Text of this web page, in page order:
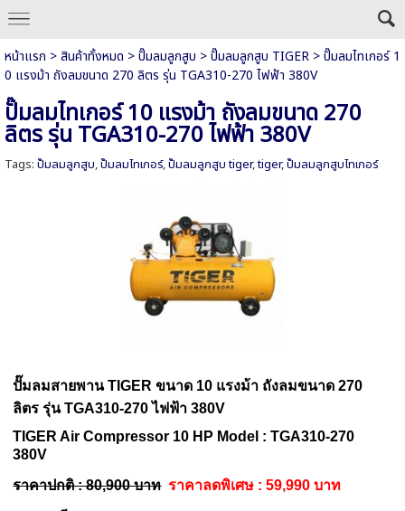
หน้าแรก >สินค้าทั้งหมด >ปั๊มลมลูกสูบ >ปั๊มลมลูกสูบ TIGER>ปั๊มลมไทเกอร์ 1
0 แรงม้า ถังลมขนาด 270 ลิตร รุ่น TGA310-270 ไฟฟ้า 380V
ปั๊มลมไทเกอร์ 10 แรงม้า ถังลมขนาด 270
ลิตร รุ่น TGA310-270 ไฟฟ้า 380V
Tags: ปั๊มลมลูกสูบ,ปั๊มลมไทเกอร์,ปั๊มลมลูกสูบ tiger,tiger,ปั๊มลมลูกสูบไทเกอร์
ปั๊มลมสายพาน TIGERขนาด 10 แรงม้า ถังลมขนาด 270
ลิตร รุ่นTGA310-270ไฟฟ้า 380V
TIGER Air Compressor 10 HP Model : TGA310-270
380V
ราคาปกติ : 80,900 บาท ราคาลดพิเศษ : 59,990 บาท